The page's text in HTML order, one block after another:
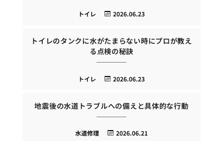
2026.06.23
トイレ
トイレのタンクに水がたまらない時にプロが教え
る点検の秘訣
2026.06.23
トイレ
地震後の水道トラブルへの備えと具体的な行動
2026.06.21
水道修理